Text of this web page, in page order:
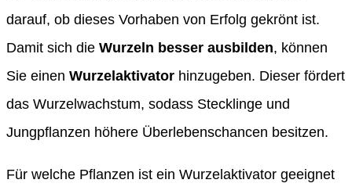
darauf, ob dieses Vorhaben von Erfolg gekrönt ist.
Damit sich die Wurzeln besser ausbilden, können
Sie einen Wurzelaktivator hinzugeben. Dieser fördert
das Wurzelwachstum, sodass Stecklinge und
Jungpflanzen höhere Überlebenschancen besitzen.
Für welche Pflanzen ist ein Wurzelaktivator geeignet